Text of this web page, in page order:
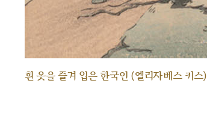
흰 옷을 즐겨 입은 한국인 (엘리자베스 키스)